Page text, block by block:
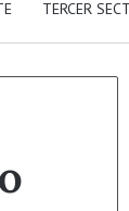
TERCER